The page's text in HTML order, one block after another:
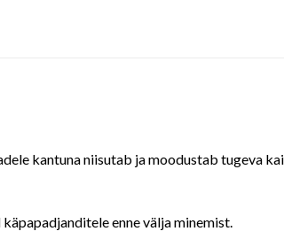
kantuna niisutab ja moodustab tugeva
enne välja minemist.